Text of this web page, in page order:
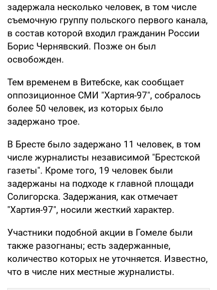
задержала несколько человек, в том числе
съемочную группу польского первого канала,
в состав которой входил гражданин России
Борис Чернявский. Позже он был
освобожден.
Тем временем в Витебске, как сообщает
оппозиционное СМИ "Хартия-97", собралось
более 50 человек, из которых было
задержано трое.
В Бресте было задержано 11 человек, в том
числе журналисты независимой "Брестской
газеты". Кроме того, 19 человек были
задержаны на подходе к главной площади
Солигорска. Задержания, как отмечает
"Хартия-97", носили жесткий характер.
Участники подобной акции в Гомеле были
также разогнаны; есть задержанные,
количество которых не уточняется. Известно,
что в числе них местные журналисты.